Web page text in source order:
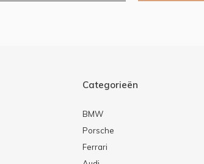
Categorieën
BMW
Porsche
Ferrari